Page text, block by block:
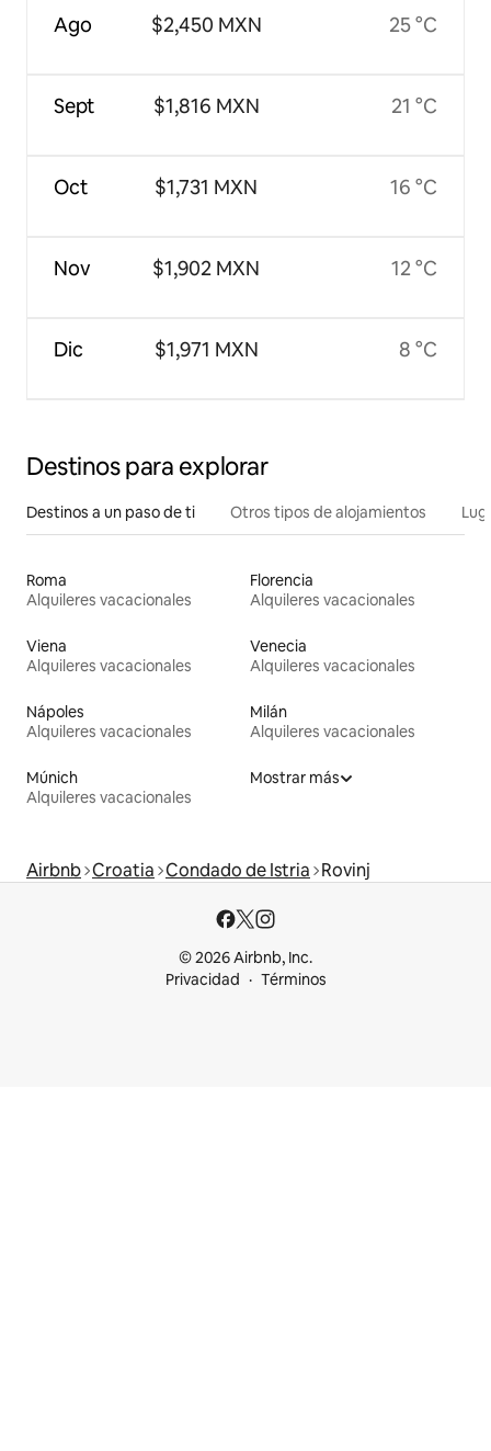
Ago
Sept
Oct
Nov
Dic
$2,450 MXN
$1,816 MXN
$1,731 MXN
$1,902 MXN
$1,971 MXN
25 °C
21 °C
16 °C
12 °C
8 °C
Destinos para explorar
Destinos a un paso de ti Otros tipos de alojamientos
Roma
Alquileres vacacionales
Florencia
Alquileres vacacionales
Viena
Alquileres vacacionales
Venecia
Alquileres vacacionales
Nápoles
Alquileres vacacionales
Milán
Alquileres vacacionales
Múnich
Alquileres vacacionales
Mostrar más
Airbnb Croatia Condado de Istria Rovinj
© 2026 Airbnb, Inc.
Privacidad
Términos